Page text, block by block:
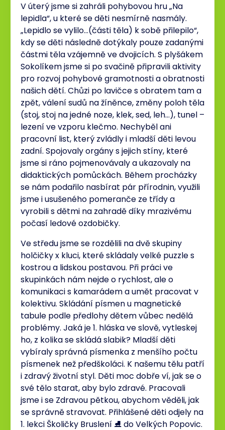
V úterý jsme si zahráli pohybovou hru „Na
lepidla“, u které se děti nesmírně nasmály.
„Lepidlo se vylilo…(části těla) k sobě přilepilo“,
kdy se děti následně dotýkaly pouze zadanými
částmi těla vzájemně ve dvojicích. S plyšákem
Sokolíkem jsme si po svačině připravili aktivity
pro rozvoj pohybové gramotnosti a obratnosti
našich dětí. Chůzi po lavičce s obratem tam a
zpět, válení sudů na žíněnce, změny poloh těla
(stoj, stoj na jedné noze, klek, sed, leh…), tunel –
lezení ve vzporu klečmo. Nechyběl ani
pracovní list, který zvládly i mladší děti levou
zadní. Spojovaly orgány s jejich stíny, které
jsme si ráno pojmenovávaly a ukazovaly na
didaktických pomůckách. Během procházky
se nám podařilo nasbírat pár přírodnin, využili
jsme i usušeného pomeranče ze třídy a
vyrobili s dětmi na zahradě díky mrazivému
počasí ledové ozdobičky.
Ve středu jsme se rozdělili na dvě skupiny
holčičky x kluci, které skládaly velké puzzle s
kostrou a lidskou postavou. Při práci ve
skupinkách nám nejde o rychlost, ale o
komunikaci s kamarádem a umět pracovat v
kolektivu. Skládání písmen u magnetické
tabule podle předlohy dětem vůbec nedělá
problémy. Jaká je 1. hláska ve slově, vytleskej
ho, z kolika se skládá slabik? Mladší děti
vybíraly správná písmenka z menšího počtu
písmenek než předškoláci. K našemu tělu patří
i zdravý životní styl. Děti moc dobře ví, jak se o
své tělo starat, aby bylo zdravé. Pracovali
jsme i se Zdravou pětkou, abychom věděli, jak
se správně stravovat. Přihlášené děti odjely na
1. lekci Školičky Bruslení ⛸ do Velkých Popovic.